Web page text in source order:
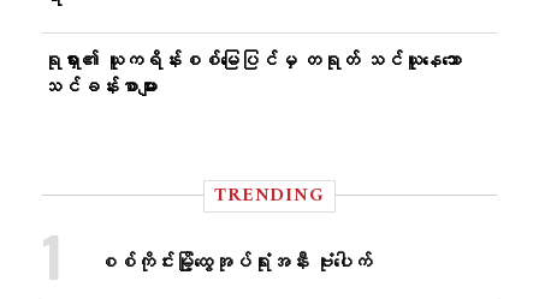
ရုရှား၏ ယူကရိန်းစစ်မြေပြင်မှ တရုတ် သင်ယူနေသော
သင်ခန်းစာများ
TRENDING
စစ်ကိုင်းမြို့ထွေအုပ်ရုံးအနီး ဗုံးပေါက်